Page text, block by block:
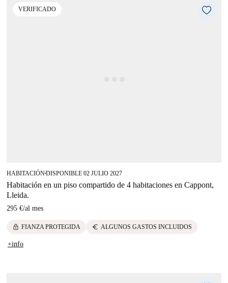
VERIFICADO
HABITACIÓN■DISPONIBLE 02 JULIO 2027
Habitación en un piso compartido de 4 habitaciones en Cappont,
Lleida.
295 €/al mes
lock FIANZA PROTEGIDA euro ALGUNOS GASTOS INCLUIDOS
+info